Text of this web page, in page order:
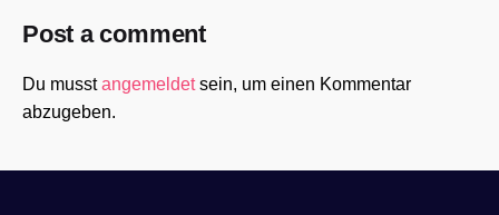
Post a comment
Du musstangemeldetsein, um einen Kommentar
abzugeben.